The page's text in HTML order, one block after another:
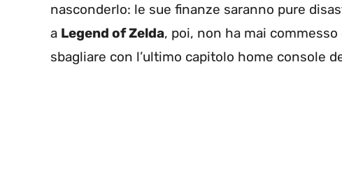
nasconderlo: le sue finanze saranno pure
a Legend of Zelda, poi, non ha mai
sbagliare con l’ultimo capitolo home console